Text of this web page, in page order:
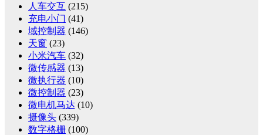
人车交互 (215)
充电小门 (41)
域控制器 (146)
天窗 (23)
小米汽车 (32)
微传感器 (13)
微执行器 (10)
微控制器 (23)
微电机马达 (10)
摄像头 (339)
数字格栅 (100)